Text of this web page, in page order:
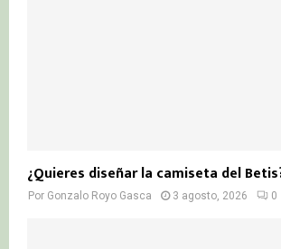
¿Quieres diseñar la camiseta del
Por Gonzalo Royo Gasca 3 agosto, 2026 0